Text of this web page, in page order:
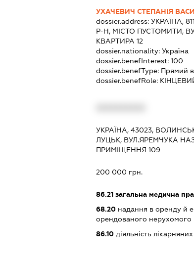
УХАЧЕВИЧ СТЕПАНІЯ
dossier.address:УКРАЇНА,
Р-Н, МІСТО ПУСТОМИТИ,
КВАРТИРА 12
dossier.nationality:Україна
dossier.benefInterest:100
dossier.benefType: Прямий
dossier.benefRole:
УКРАЇНА, 43023,
ЛУЦЬК, ВУЛ.ЯРЕМЧУКА
ПРИМІЩЕННЯ 109
200 000 грн.
86.21 загальна медична
68.20 надання в оренду й
орендованого нерухомого
86.10 діяльність